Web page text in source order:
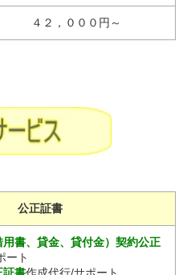
４２，０００円～
公正証書
書、貸金、貸付金）契約公正
ート